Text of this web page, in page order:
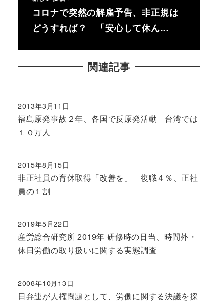
コロナで突然の解雇予告、非正規は
どうすれば？ 「安心して休ん…
関連記事
福島原発事故２年、各国で反原発活動 台湾では
１０万人
投稿日
2013年3月11日
非正社員の育休取得「改善を」 復職４％、正社
員の１割
投稿日
2015年8月15日
産労総合研究所 2019年 研修時の日当、時間外・
休日労働の取り扱いに関する実態調査
投稿日
2019年5月22日
日弁連が人権問題として、労働に関する決議を採
投稿日
2008年10月13日